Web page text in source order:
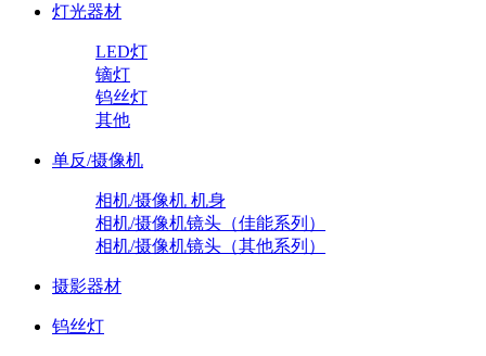
灯光器材
LED灯
镝灯
钨丝灯
其他
单反/摄像机
相机/摄像机 机身
相机/摄像机镜头（佳能系列）
相机/摄像机镜头（其他系列）
摄影器材
钨丝灯